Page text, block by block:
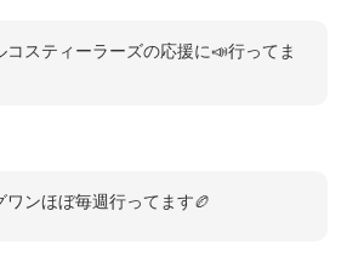
コスティーラーズの応援に📣行ってま
ワンほぼ毎週行ってます🏉